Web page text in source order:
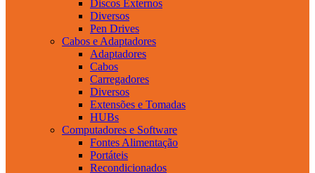
Discos Externos
Diversos
Pen Drives
Cabos e Adaptadores
Adaptadores
Cabos
Carregadores
Diversos
Extensões e Tomadas
HUBs
Computadores e Software
Fontes Alimentação
Portáteis
Recondicionados